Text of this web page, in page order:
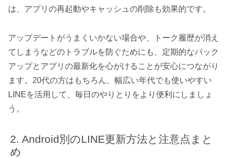
は、アプリの再起動やキャッシュの削除も効果的です。
アップデートがうまくいかない場合や、トーク履歴が消え
てしまうなどのトラブルを防ぐためにも、定期的なバック
アップとアプリの最新化を心がけることが安心につながり
ます。20代の方はもちろん、幅広い年代でも使いやすい
LINEを活用して、毎日のやりとりをより便利にしましょ
う。
Android別のLINE更新方法と注意点まと
め